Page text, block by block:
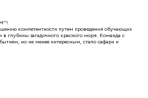
компетентности путем проведения обучающих
в глубины загадочного красного моря. Команда с
но не менее интересным, стало сафари и